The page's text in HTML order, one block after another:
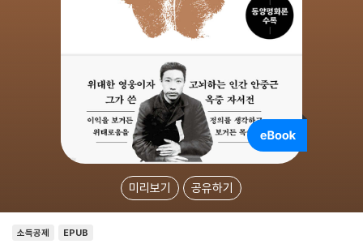
미리보기 공유하기
소득공제 EPUB